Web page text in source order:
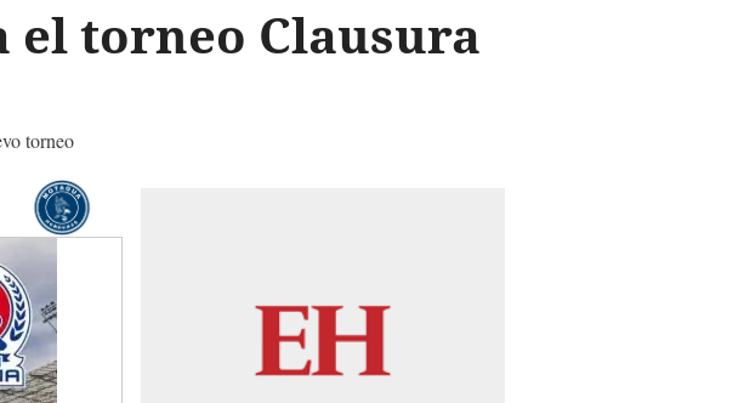
torneo Clausura
torneo